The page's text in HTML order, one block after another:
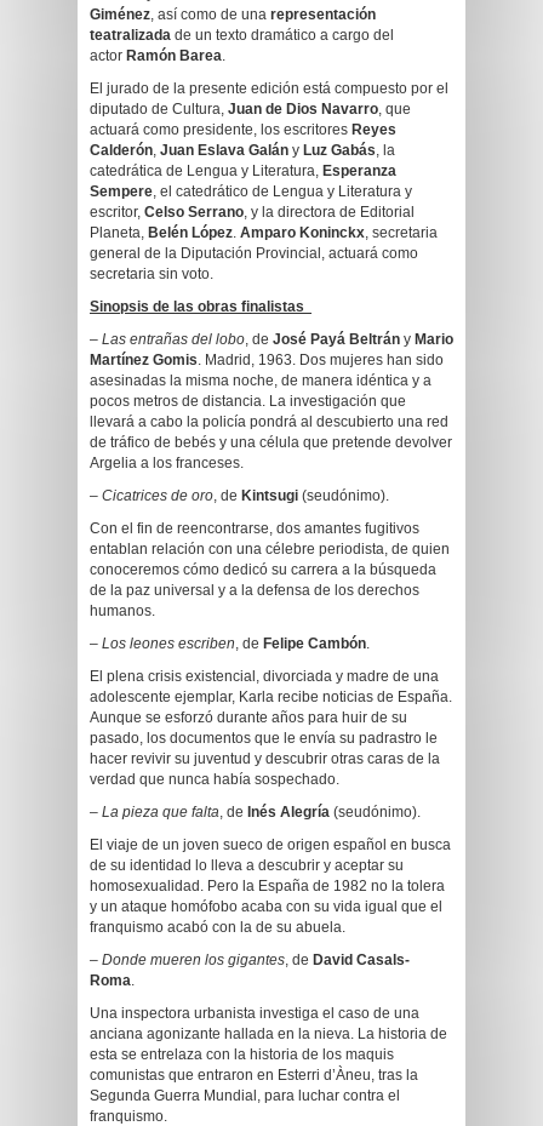
Giménez, así como de una representación
teatralizada de un texto dramático a cargo del
actor Ramón Barea.
El jurado de la presente edición está compuesto por el
diputado de Cultura, Juan de Dios Navarro, que
actuará como presidente, los escritores Reyes
Calderón, Juan Eslava Galán y Luz Gabás, la
catedrática de Lengua y Literatura, Esperanza
Sempere, el catedrático de Lengua y Literatura y
escritor, Celso Serrano, y la directora de Editorial
Planeta, Belén López. Amparo Koninckx, secretaria
general de la Diputación Provincial, actuará como
secretaria sin voto.
Sinopsis de las obras finalistas
– Las entrañas del lobo, de José Payá Beltrán y Mario
Martínez Gomis. Madrid, 1963. Dos mujeres han sido
asesinadas la misma noche, de manera idéntica y a
pocos metros de distancia. La investigación que
llevará a cabo la policía pondrá al descubierto una red
de tráfico de bebés y una célula que pretende devolver
Argelia a los franceses.
– Cicatrices de oro, de Kintsugi (seudónimo).
Con el fin de reencontrarse, dos amantes fugitivos
entablan relación con una célebre periodista, de quien
conoceremos cómo dedicó su carrera a la búsqueda
de la paz universal y a la defensa de los derechos
humanos.
– Los leones escriben, de Felipe Cambón.
El plena crisis existencial, divorciada y madre de una
adolescente ejemplar, Karla recibe noticias de España.
Aunque se esforzó durante años para huir de su
pasado, los documentos que le envía su padrastro le
hacer revivir su juventud y descubrir otras caras de la
verdad que nunca había sospechado.
– La pieza que falta, de Inés Alegría (seudónimo).
El viaje de un joven sueco de origen español en busca
de su identidad lo lleva a descubrir y aceptar su
homosexualidad. Pero la España de 1982 no la tolera
y un ataque homófobo acaba con su vida igual que el
franquismo acabó con la de su abuela.
– Donde mueren los gigantes, de David Casals-
Roma.
Una inspectora urbanista investiga el caso de una
anciana agonizante hallada en la nieva. La historia de
esta se entrelaza con la historia de los maquis
comunistas que entraron en Esterri d’Àneu, tras la
Segunda Guerra Mundial, para luchar contra el
franquismo.